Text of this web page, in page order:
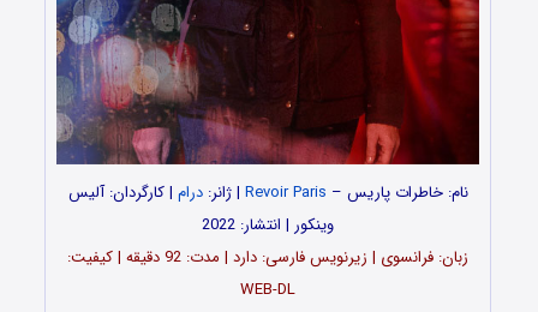
نام: خاطرات پاریس – Revoir Paris | ژانر:درام | کارگردان: آلیس
وینکور | انتشار: 2022
زبان: فرانسوی | زیرنویس فارسی: دارد | مدت: 92 دقیقه | کیفیت:
WEB-DL